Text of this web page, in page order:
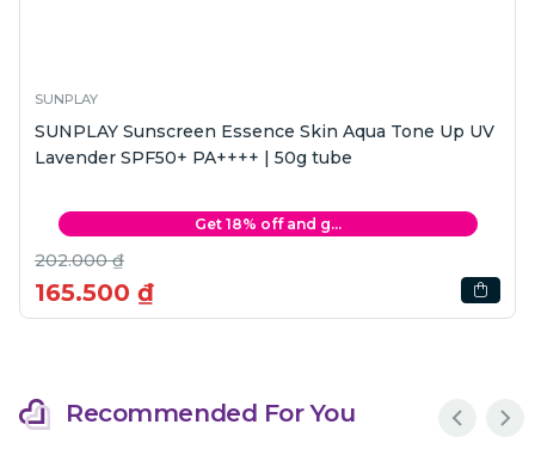
SUNPLAY
SUNPLAY Sunscreen Essence Skin Aqua Tone Up UV
Lavender SPF50+ PA++++ | 50g tube
Get 18% off and g...
202.000 ₫
165.500 ₫
Recommended For You